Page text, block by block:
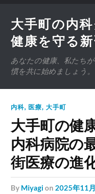
大手町の内
健康を守る
あなたの健康、私たち
慣を共に始めましょう。
内科, 医療,大手町
大手町の健
内科病院の
街医療の進
by Miyagion 2025年11